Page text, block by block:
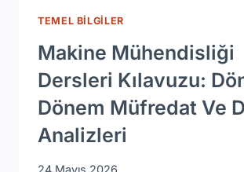
TEMEL BILGILER
Makine Mühendisliği
Dersleri Kılavuzu:
Dönem Müfredat Ve
Analizleri